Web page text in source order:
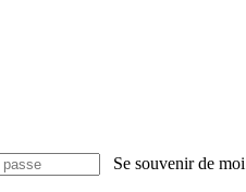
Se souvenir de moi